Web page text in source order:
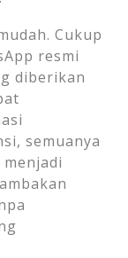
Cukup
resmi
diberikan
semuanya